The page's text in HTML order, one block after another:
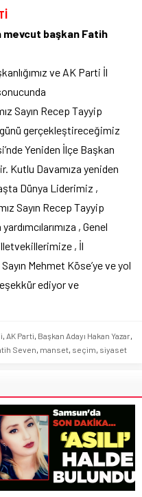
mevcut başkan Fatih
ve AK Parti İl
Sayın Recep Tayyip
günü gerçekleştireceğimiz
Yeniden İlçe Başkan
Kutlu Davamıza yeniden
Dünya Liderimiz ,
Sayın Recep Tayyip
, Genel
, İl
Mehmet Köse’ye ve yol
ediyor ve
AK Parti Başkan Adayı Hakan Yazar
Seven manset seçim siyaset